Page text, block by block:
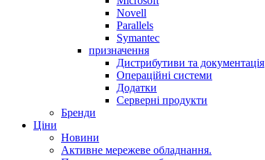
Novell
Parallels
Symantec
призначення
Дистрибутиви та документація
Операційні системи
Додатки
Серверні продукти
Бренди
Ціни
Новини
Активне мережеве обладнання.